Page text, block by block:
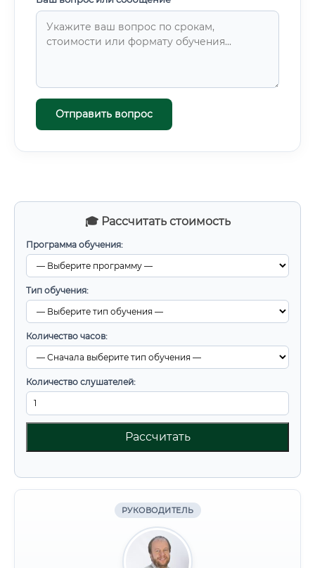
🎓 Рассчитать стоимость
Программа обучения:
Тип обучения:
Количество часов:
Количество слушателей:
Рассчитать
РУКОВОДИТЕЛЬ
Отправить вопрос